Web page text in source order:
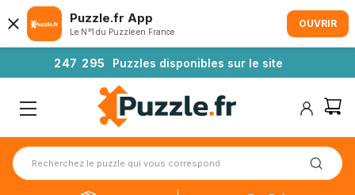
247 295 Puzzles disponibles sur le site
Puzzle.fr App
Le N°1 du Puzzle en France
OUVRIR